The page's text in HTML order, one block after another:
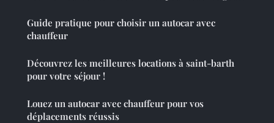
Guide pratique pour choisir un autocar avec
chauffeur
Découvrez les meilleures locations à saint-barth
pour votre séjour !
Louez un autocar avec chauffeur pour vos
déplacements réussis